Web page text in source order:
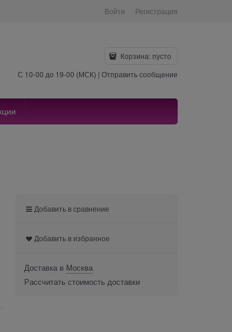
Войти Регистрация
Корзина: пусто
С 10-00 до 19-00 (МСК) | Отправить сообщение
Добавить в сравнение
Добавить в избранное
Доставка в Москва
Рассчитать стоимость доставки